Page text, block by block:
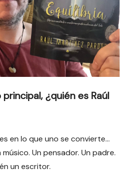
¿quién es Raúl
en lo que uno se convierte…
Un pensador. Un padre.
un escritor.